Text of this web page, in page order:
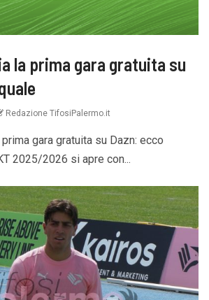
la prima gara gratuita su
Redazione TifosiPalermo.it
gara gratuita su Dazn: ecco
2025/2026 si apre con...